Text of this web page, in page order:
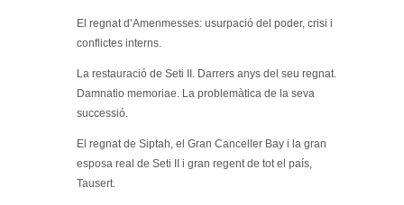
El regnat d’Amenmesses: usurpació del poder, crisi i
conflictes interns.
La restauració de Seti II. Darrers anys del seu regnat.
Damnatio memoriae. La problemàtica de la seva
successió.
El regnat de Siptah, el Gran Canceller Bay i la gran
esposa real de Seti II i gran regent de tot el país,
Tausert.